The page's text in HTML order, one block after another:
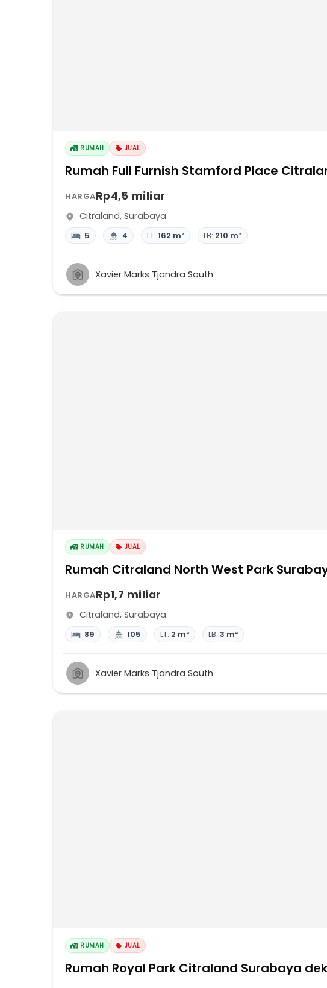
RUMAH JUAL
Rumah Full Furnish Stamford Place
HARGARp4,5 miliar
Citraland, Surabaya
5 4 LT: 162 m² LB: 210 m²
Xavier Marks Tjandra South
RUMAH JUAL
Rumah Citraland North West Park
HARGARp1,7 miliar
Citraland, Surabaya
89 105 LT: 2 m² LB: 3 m²
Xavier Marks Tjandra South
RUMAH JUAL
Rumah Royal Park Citraland Surabaya